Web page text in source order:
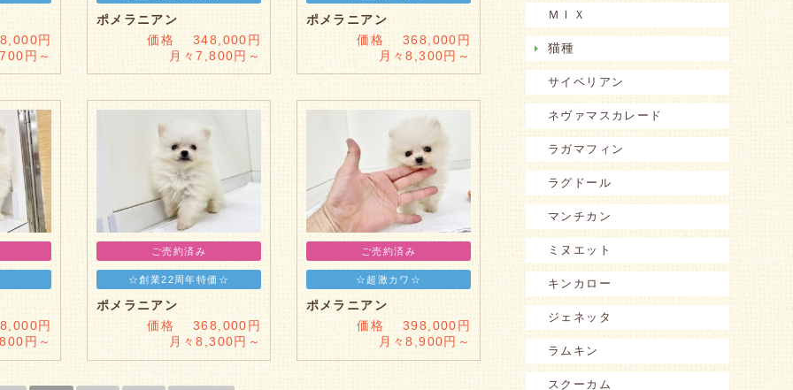
円
円～
ポメラニアン
価格 348,000円
月々7,800円～
ポメラニアン
価格 368,000円
月々8,300円～
円
円～
ご売約済み
☆創業22周年特価☆
ポメラニアン
価格 368,000円
月々8,300円～
ご売約済み
☆超激カワ☆
ポメラニアン
価格 398,000円
月々8,900円～
ＭＩＸ
猫種
サイベリアン
ネヴァマスカレード
ラガマフィン
ラグドール
マンチカン
ミヌエット
キンカロー
ジェネッタ
ラムキン
スクーカム